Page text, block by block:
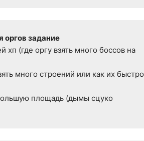
оргов задание
хп (где оргу взять много боссов на
много строений или как их быстро
площадь (дымы сцуко